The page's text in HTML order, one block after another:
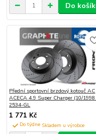
Do
Přední sportovní brzdový kotouč AC
ACECA 4.9 Super Charger (10/
2534-GL
1 771 Kč
Do týdne